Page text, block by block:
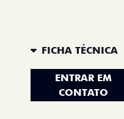
FICHA TÉCNICA
ENTRAR EM
CONTATO